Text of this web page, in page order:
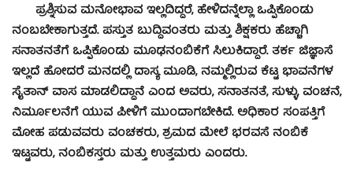
ಪ್ರಶ್ನಿಸುವ ಮನೋಭಾವ ಇಲ್ಲದಿದ್ದರೆ, ಹೇಳಿದನ್ನೆಲ್ಲಾ ಒಪ್ಪಿಕೊಂಡು
ನಂಬಬೇಕಾಗುತ್ತದೆ. ಪಸ್ತುತ ಬುದ್ಧಿವಂತರು ಮತ್ತು ಶಿಕ್ಷಕರು ಹೆಚ್ಚಾಗಿ
ಸನಾತನತೆಗೆ ಒಪ್ಪಿಕೊಂಡು ಮೂಢನಂಬಿಕೆಗೆ ಸಿಲುಕಿದ್ದಾರೆ. ತರ್ಕ ಜಿಜ್ಞಾಸೆ
ಇಲ್ಲದೆ ಹೋದರೆ ಮನದಲ್ಲಿ ದಾಸ್ಯ ಮೂಡಿ, ನಮ್ಮಲ್ಲಿರುವ ಕೆಟ್ಟ ಭಾವನೆಗಳ
ಸೈತಾನ್ ವಾಸ ಮಾಡಲಿದ್ದಾನೆ ಎಂದ ಅವರು, ಸನಾತನತೆ, ಸುಳ್ಳು, ವಂಚನೆ,
ನಿರ್ಮೂಲನೆಗೆ ಯುವ ಪೀಳಿಗೆ ಮುಂದಾಗಬೇಕಿದೆ. ಅಧಿಕಾರ ಸಂಪತ್ತಿಗೆ
ಮೋಹ ಪಡುವವರು ವಂಚಕರು, ಶ್ರಮದ ಮೇಲೆ ಭರವಸೆ ನಂಬಿಕೆ
ಇಟ್ಟವರು, ನಂಬಿಕಸ್ತರು ಮತ್ತು ಉತ್ತಮರು ಎಂದರು.